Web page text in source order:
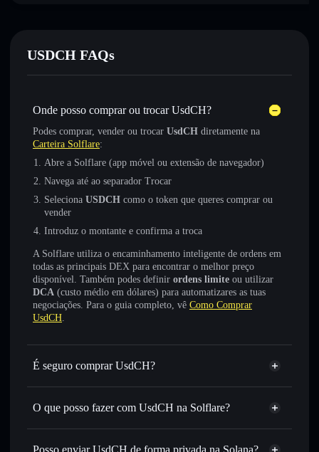
USDCH FAQs
Onde posso comprar ou trocar UsdCH?
Podes comprar, vender ou trocar UsdCH diretamente na
Carteira Solflare:
Abre a Solflare (app móvel ou extensão de navegador)
Navega até ao separador Trocar
Seleciona USDCH como o token que queres comprar ou
vender
Introduz o montante e confirma a troca
A Solflare utiliza o encaminhamento inteligente de ordens em
todas as principais DEX para encontrar o melhor preço
disponível. Também podes definir ordens limite ou utilizar
DCA (custo médio em dólares) para automatizares as tuas
negociações. Para o guia completo, vê Como Comprar
UsdCH.
É seguro comprar UsdCH?
UsdCH não está verificado
O que posso fazer com UsdCH na Solflare?
UsdCH
Carteira Solflare
Trocar instantaneamente— trocar USDCH por SOL,
Posso enviar UsdCH de forma privada na Solana?